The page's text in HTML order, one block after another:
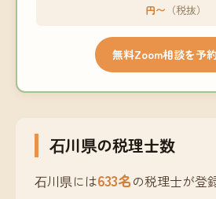
円〜 （税抜）
無料Zoom相談を予
石川県の税理士数
石川県には633名の税理士が登